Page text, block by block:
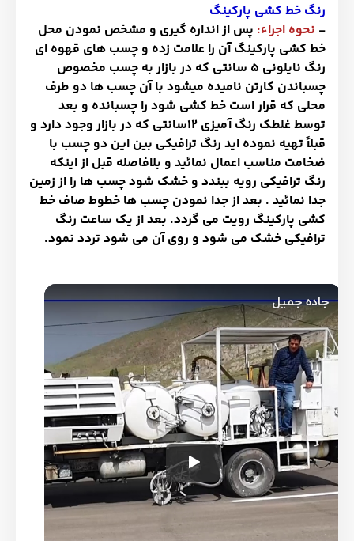
رنگ خط کشی پارکینگ
- نحوه اجراء: پس از انداره گیری و مشخص نمودن محل
خط کشی پارکینگ آن را علامت زده و چسب های قهوه ای
رنگ نایلونی 5 سانتی که در بازار به چسب مخصوص
چسباندن کارتن نامیده میشود با آن چسب ها دو طرف
محلی که قرار است خط کشی شود را چسبانده و بعد
توسط غلطک رنگ آمیزی 12سانتی که در بازار وجود دارد و
قبلاً تهیه نموده اید رنگ ترافیکی بین این دو چسب با
ضخامت مناسب اعمال نمائید و بلافاصله قبل از اینکه
رنگ ترافیکی رویه ببندد و خشک شود چسب ها را از زمین
جدا نمائید . بعد از جدا نمودن چسب ها خطوط صاف خط
کشی پارکینگ رویت می گردد. بعد از یک ساعت رنگ
ترافیکی خشک می شود و روی آن می شود تردد نمود.